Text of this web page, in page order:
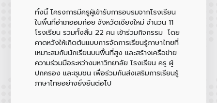
ทั้งนี้ โครงการมีครูผู้เข้ารับการอบรมจากโรงเรียน
ในพื้นที่อำเภออมก๋อย จังหวัดเชียงใหม่ จำนวน 11
โรงเรียน รวมทั้งสิ้น 22 คน เข้าร่วมกิจกรรม โดย
คาดหวังให้เกิดต้นแบบการจัดการเรียนรู้ภาษาไทยที่
เหมาะสมกับนักเรียนบนพื้นที่สูง และสร้างเครือข่าย
ความร่วมมือระหว่างมหาวิทยาลัย โรงเรียน ครู ผู้
ปกครอง และชุมชน เพื่อร่วมกันส่งเสริมการเรียนรู้
ภาษาไทยอย่างยั่งยืนต่อไป